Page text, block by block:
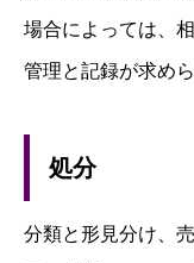
場合によっては、
管理と記録が求めら
処分
分類と形見分け、